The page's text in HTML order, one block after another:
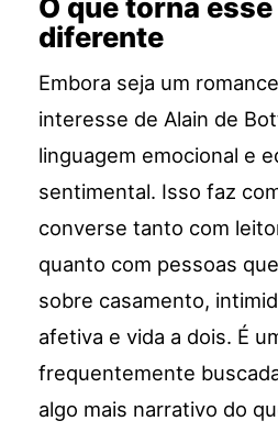
O que torna
diferente
Embora seja um
interesse de Alain de
linguagem emocional e
sentimental. Isso faz
converse tanto com
quanto com pessoas
sobre casamento,
afetiva e vida a dois. É
frequentemente
algo mais narrativo do